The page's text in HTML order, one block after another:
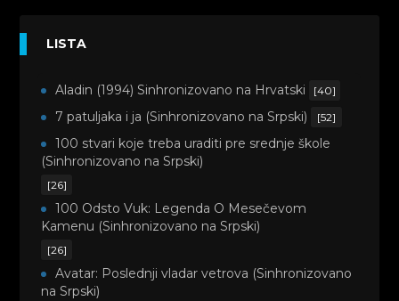
LISTA
Aladin (1994) Sinhronizovano na Hrvatski [40]
7 patuljaka i ja (Sinhronizovano na Srpski) [52]
100 stvari koje treba uraditi pre srednje škole
(Sinhronizovano na Srpski)
[26]
100 Odsto Vuk: Legenda O Mesečevom
Kamenu (Sinhronizovano na Srpski)
[26]
Avatar: Poslednji vladar vetrova (Sinhronizovano
na Srpski)